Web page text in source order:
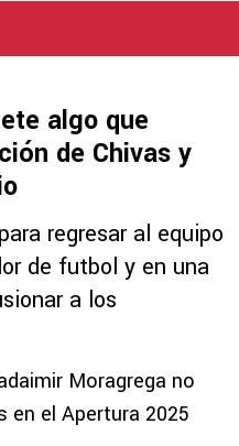
algo que
de Chivas y
regresar al equipo
de futbol y en una
a los
Moragrega no
en el Apertura 2025